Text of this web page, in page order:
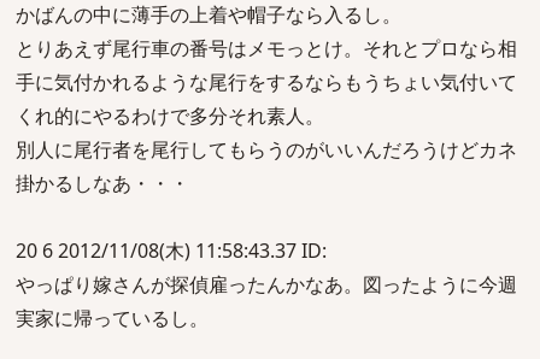
かばんの中に薄手の上着や帽子なら入るし。
とりあえず尾行車の番号はメモっとけ。それとプロなら相
手に気付かれるような尾行をするならもうちょい気付いて
くれ的にやるわけで多分それ素人。
別人に尾行者を尾行してもらうのがいいんだろうけどカネ
掛かるしなあ・・・
20 6 2012/11/08(木) 11:58:43.37 ID:
やっぱり嫁さんが探偵雇ったんかなあ。図ったように今週
実家に帰っているし。